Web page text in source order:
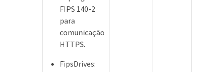
FIPS 140-2
para
comunicação
HTTPS.
FipsDrives: